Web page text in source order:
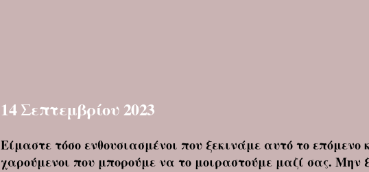
14 Σεπτεμβρίου 2023
Είμαστε τόσο ενθουσιασμένοι που ξεκινάμε αυτό το
χαρούμενοι που μπορούμε να το μοιραστούμε μαζί σας.